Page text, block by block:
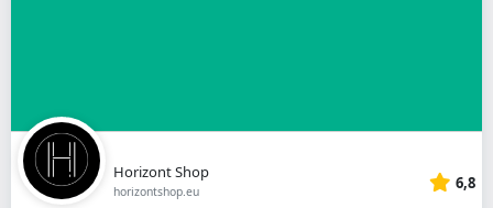
Horizont Shop
horizontshop.eu 6,8